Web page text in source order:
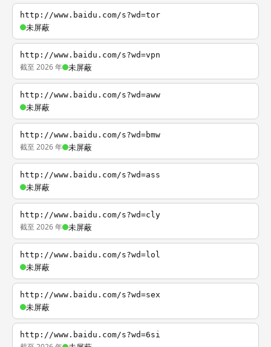
http://www.baidu.com/s?wd=tor
未屏蔽
http://www.baidu.com/s?wd=vpn
截至 2026 年 未屏蔽
http://www.baidu.com/s?wd=aww
未屏蔽
http://www.baidu.com/s?wd=bmw
截至 2026 年 未屏蔽
http://www.baidu.com/s?wd=ass
未屏蔽
http://www.baidu.com/s?wd=cly
截至 2026 年 未屏蔽
http://www.baidu.com/s?wd=lol
未屏蔽
http://www.baidu.com/s?wd=sex
未屏蔽
http://www.baidu.com/s?wd=6si